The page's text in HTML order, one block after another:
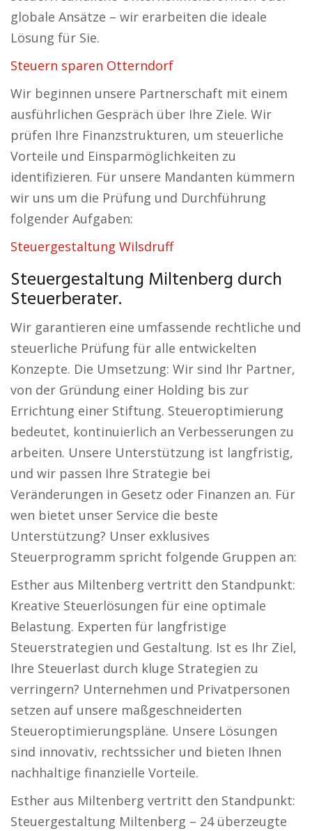
globale Ansätze – wir erarbeiten die ideale
Lösung für Sie.
Steuern sparen Otterndorf
Wir beginnen unsere Partnerschaft mit einem
ausführlichen Gespräch über Ihre Ziele. Wir
prüfen Ihre Finanzstrukturen, um steuerliche
Vorteile und Einsparmöglichkeiten zu
identifizieren. Für unsere Mandanten kümmern
wir uns um die Prüfung und Durchführung
folgender Aufgaben:
Steuergestaltung Wilsdruff
Steuergestaltung Miltenberg durch
Steuerberater.
Wir garantieren eine umfassende rechtliche und
steuerliche Prüfung für alle entwickelten
Konzepte. Die Umsetzung: Wir sind Ihr Partner,
von der Gründung einer Holding bis zur
Errichtung einer Stiftung. Steueroptimierung
bedeutet, kontinuierlich an Verbesserungen zu
arbeiten. Unsere Unterstützung ist langfristig,
und wir passen Ihre Strategie bei
Veränderungen in Gesetz oder Finanzen an. Für
wen bietet unser Service die beste
Unterstützung? Unser exklusives
Steuerprogramm spricht folgende Gruppen an:
Esther aus Miltenberg vertritt den Standpunkt:
Kreative Steuerlösungen für eine optimale
Belastung. Experten für langfristige
Steuerstrategien und Gestaltung. Ist es Ihr Ziel,
Ihre Steuerlast durch kluge Strategien zu
verringern? Unternehmen und Privatpersonen
setzen auf unsere maßgeschneiderten
Steueroptimierungspläne. Unsere Lösungen
sind innovativ, rechtssicher und bieten Ihnen
nachhaltige finanzielle Vorteile.
Esther aus Miltenberg vertritt den Standpunkt:
Steuergestaltung Miltenberg – 24 überzeugte